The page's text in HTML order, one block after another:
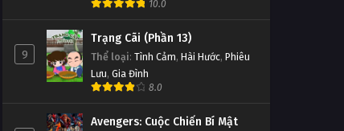
10.0
9
Trạng Cãi (Phần 13)
Thể loại: Tình Cảm, Hài Hước, Phiêu
Lưu, Gia Đình
8.0
Avengers: Cuộc Chiến Bí Mật